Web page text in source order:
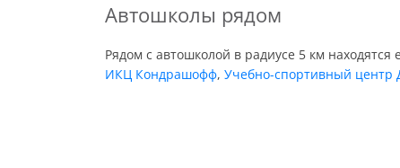
Автошколы рядом
Рядом с автошколой в радиусе 5 км находятся
ИКЦ Кондрашофф, Учебно-спортивный